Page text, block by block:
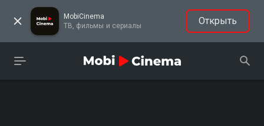
MobiCinema
ТВ, фильмы и сериалы
Открыть